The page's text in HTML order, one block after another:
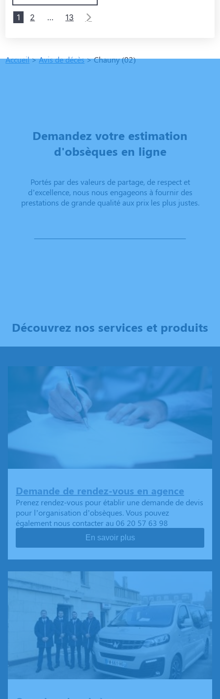
1 2 … 13
Accueil>Avis de décès>Chauny (02)
Demandez votre estimation
d'obsèques en ligne
Portés par des valeurs de partage, de respect et
d’excellence, nous nous engageons à fournir des
prestations de grande qualité aux prix les plus justes.
Découvrez nos services et produits
Demande de rendez-vous en agence
Prenez rendez-vous pour établir une demande de devis
pour l’organisation d’obsèques. Vous pouvez
également nous contacter au 06 20 57 63 98
En savoir plus